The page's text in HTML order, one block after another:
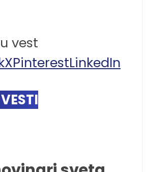
vest
XPinterestLinkedIn